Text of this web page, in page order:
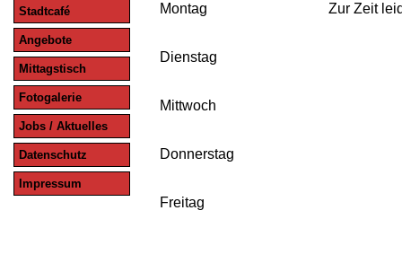
Stadtcafé
Angebote
Mittagstisch
Fotogalerie
Jobs / Aktuelles
Datenschutz
Impressum
Montag Zur Zeit
Dienstag
Mittwoch
Donnerstag
Freitag